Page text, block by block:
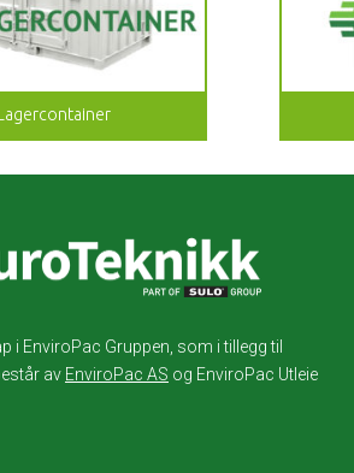
i EnviroPac Gruppen, som i tillegg til
av EnviroPac AS og EnviroPac Utleie